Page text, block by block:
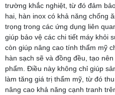
trường khắc nghiệt, từ đó đảm
hai, hàn inox có khả năng chống
trọng trong các ứng dụng liên
giúp bảo vệ các chi tiết máy khỏi
còn giúp nâng cao tính thẩm mỹ
hàn sạch sẽ và đồng đều, tạo
phẩm. Điều này không chỉ giúp
làm tăng giá trị thẩm mỹ, từ đó
nâng cao khả năng cạnh tranh